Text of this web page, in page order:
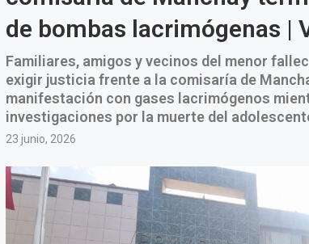
de bombas lacrimógenas |
Familiares, amigos y vecinos del menor
exigir justicia frente a la comisaría de
manifestación con gases lacrimógenos
investigaciones por la muerte del
23 junio, 2026